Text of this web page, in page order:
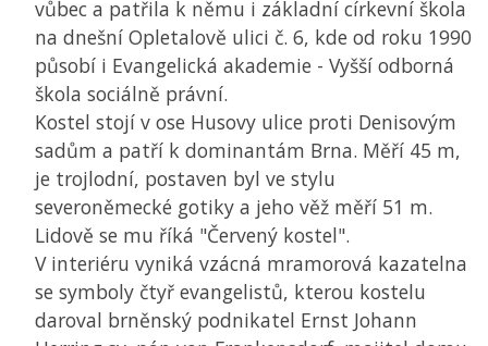
vůbec a patřila k němu i základní církevní škola
na dnešní Opletalově ulici č. 6, kde od roku 1990
působí i Evangelická akademie - Vyšší odborná
škola sociálně právní.
Kostel stojí v ose Husovy ulice proti Denisovým
sadům a patří k dominantám Brna. Měří 45 m,
je trojlodní, postaven byl ve stylu
severoněmecké gotiky a jeho věž měří 51 m.
Lidově se mu říká "Červený kostel".
V interiéru vyniká vzácná mramorová kazatelna
se symboly čtyř evangelistů, kterou kostelu
daroval brněnský podnikatel Ernst Johann